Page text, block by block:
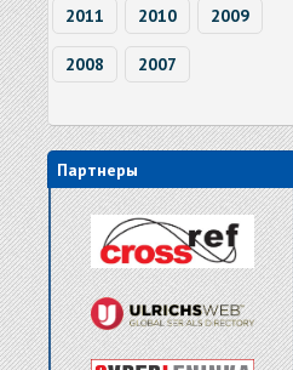
2011 2010 2009
2008 2007
Партнеры